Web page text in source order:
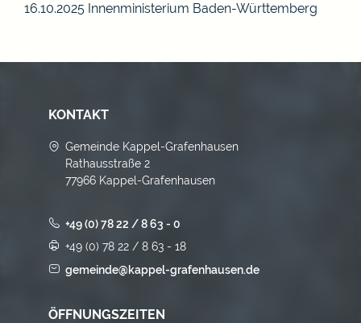
16.10.2025 Innenministerium Baden-Württemberg
KONTAKT
Gemeinde Kappel-Grafenhausen
Rathausstraße 2
77966 Kappel-Grafenhausen
+49 (0) 78 22 / 8 63 - 0
+49 (0) 78 22 / 8 63 - 18
gemeinde@kappel-grafenhausen.de
ÖFFNUNGSZEITEN